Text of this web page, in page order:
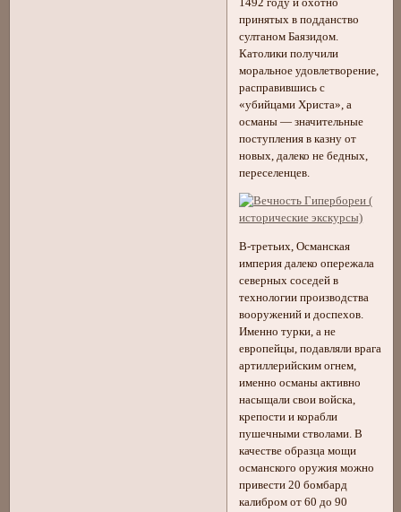
принятых в подданство
султаном Баязидом.
Католики получили
моральное удовлетворение,
расправившись с
«убийцами Христа», а
османы — значительные
поступления в казну от
новых, далеко не бедных,
переселенцев.
В-третьих, Османская
империя далеко опережала
северных соседей в
технологии производства
вооружений и доспехов.
Именно турки, а не
европейцы, подавляли врага
артиллерийским огнем,
именно османы активно
насыщали свои войска,
крепости и корабли
пушечными стволами. В
качестве образца мощи
османского оружия можно
привести 20 бомбард
калибром от 60 до 90